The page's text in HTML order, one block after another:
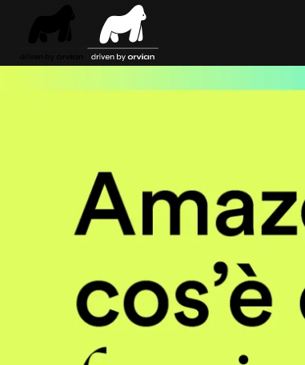
Skip to main content